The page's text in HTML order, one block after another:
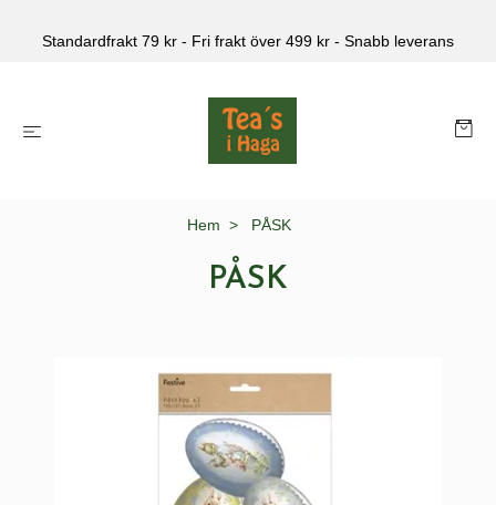
Standardfrakt 79 kr - Fri frakt över 499 kr - Snabb leverans
Hem PÅSK
PÅSK